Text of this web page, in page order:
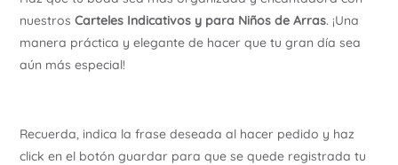
nuestros Carteles Indicativos y para Niños de Arras. ¡Una
manera práctica y elegante de hacer que tu gran día sea
aún más especial!
Recuerda, indica la frase deseada al hacer pedido y haz
click en el botón guardar para que se quede registrada tu